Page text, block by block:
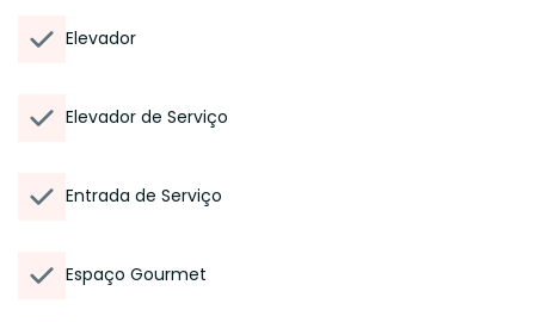
Elevador
Elevador de Serviço
Entrada de Serviço
Espaço Gourmet